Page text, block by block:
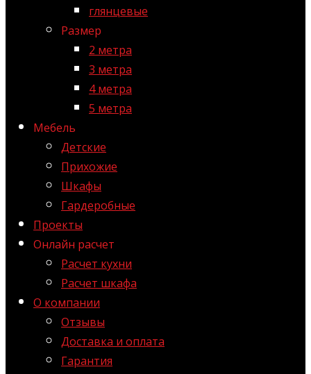
глянцевые
Размер
2 метра
3 метра
4 метра
5 метра
Мебель
Детские
Прихожие
Шкафы
Гардеробные
Проекты
Онлайн расчет
Расчет кухни
Расчет шкафа
О компании
Отзывы
Доставка и оплата
Гарантия